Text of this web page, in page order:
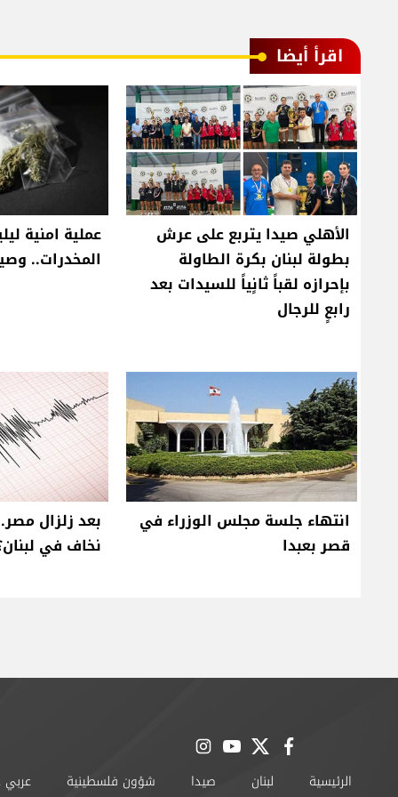
اقرأ أيضا
الأهلي صيدا يتربع على عرش
بطولة لبنان بكرة الطاولة
بإحرازه لقباً ثانٍياً للسيدات بعد
رابعٍ للرجال
عملية امنية
المخدرات..
انتهاء جلسة مجلس الوزراء في
قصر بعبدا
بعد زلزال
نخاف في
facebook
twitter
youtube
instagram
الرئيسية لبنان صيدا شؤون فلسطينية